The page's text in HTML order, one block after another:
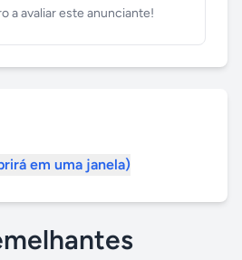
a avaliar este anunciante!
em uma janela)